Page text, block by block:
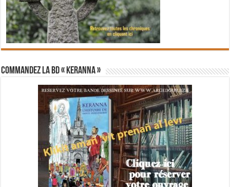
Commandez la BD « Keranna »